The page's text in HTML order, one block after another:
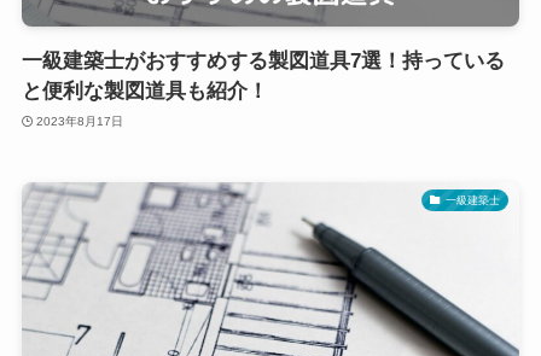
一級建築士がおすすめする製図道具7選！持っている
と便利な製図道具も紹介！
2023年8月17日
一級建築士